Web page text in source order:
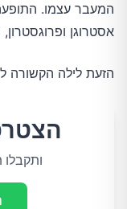
המעבר עצמו.
אסטרוגן
הזעת לילה הקשורה
ותקבלו